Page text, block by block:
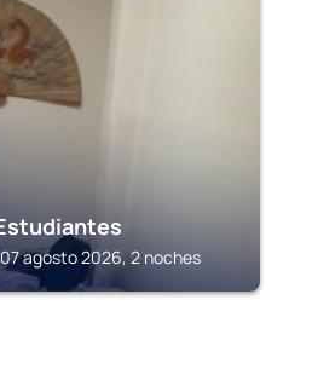
agosto 2026, 2 noches